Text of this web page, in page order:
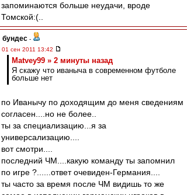
запоминаются больше неудачи, вроде
Томской:(..
бундес -
01 сен 2011 13:42
Matvey99 » 2 минуты назад
Я скажу что иваныча в современном футболе
больше нет
по Иванычу по доходящим до меня сведениям
согласен....но не более..
ты за специализацию...я за
универсализацию....
вот смотри....
последний ЧМ....какую команду ты запомнил
по игре ?......ответ очевиден-Германия....
ты часто за время после ЧМ видишь то же